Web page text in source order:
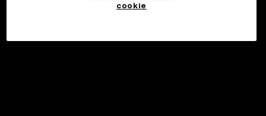
cookie